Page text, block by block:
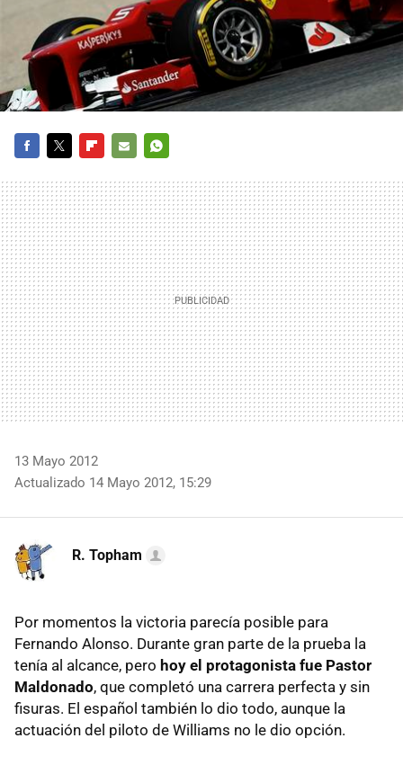
MAIL
13 Mayo 2012
Actualizado 14 Mayo 2012, 15:29
R. Topham
Por momentos la victoria parecía posible para
Fernando Alonso. Durante gran parte de la prueba la
tenía al alcance, pero hoy el protagonista fue Pastor
Maldonado, que completó una carrera perfecta y sin
fisuras. El español también lo dio todo, aunque la
actuación del piloto de Williams no le dio opción.